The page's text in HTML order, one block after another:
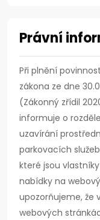
Právní
Při plnění
zákona ze dne
(Zákonný zřídil
informuje o
uzavírání
parkovacích
které jsou
nabídky na
upozorňujeme, že
webových